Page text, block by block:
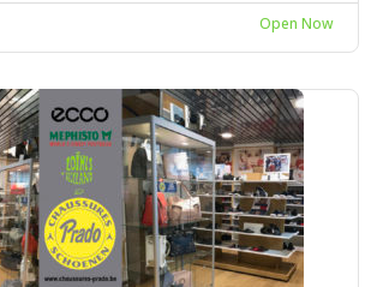
Open Now